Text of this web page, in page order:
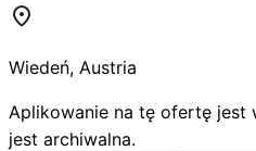
Wiedeń, Austria
Aplikowanie na tę ofertę jest
jest archiwalna.